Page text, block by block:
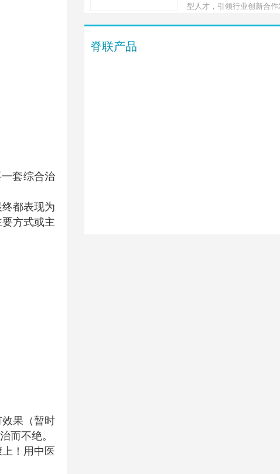
套综合治
都表现为
方式或主
果（暂时
而不绝。
！用中医
为发展脊柱健康事业，实
班也有意诚邀业界和跨界
型人才，引领行业创新合
脊联产品